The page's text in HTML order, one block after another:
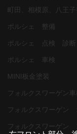
町田、相模原、八王子
ポルシェ 整備
ポルシェ 点検 診断
ポルシェ 車検
MINI板金塗装
フォルクスワーゲン
フォルクスワーゲン
フォルクスワーゲン